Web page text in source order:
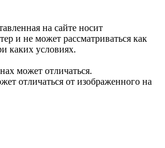
на сайте носит
и не может рассматриваться как
каких условиях.
может отличаться.
отличаться от изображенного на